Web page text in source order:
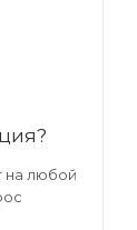
на любой